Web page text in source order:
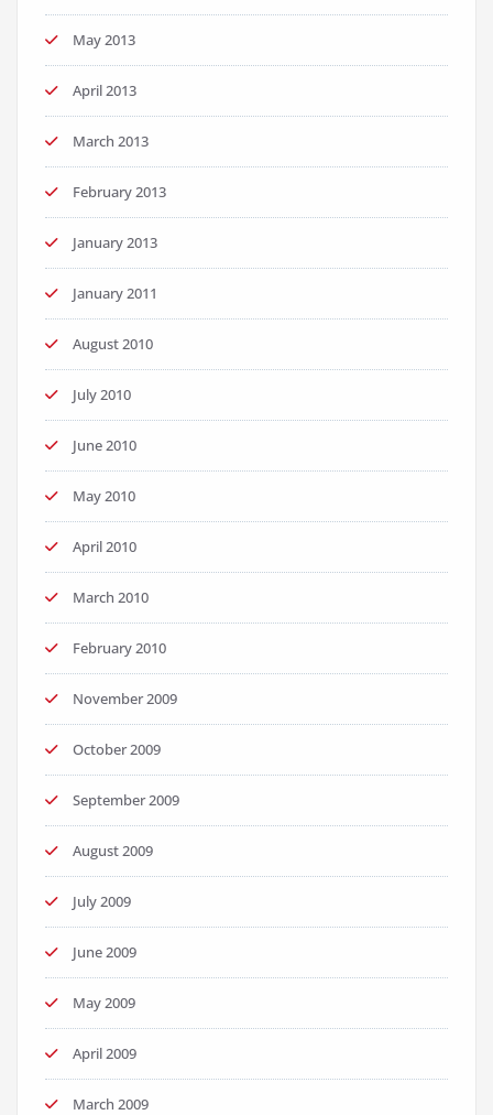
May 2013
April 2013
March 2013
February 2013
January 2013
January 2011
August 2010
July 2010
June 2010
May 2010
April 2010
March 2010
February 2010
November 2009
October 2009
September 2009
August 2009
July 2009
June 2009
May 2009
April 2009
March 2009